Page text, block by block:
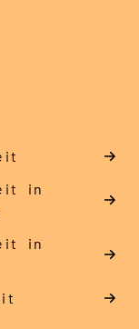
in
in